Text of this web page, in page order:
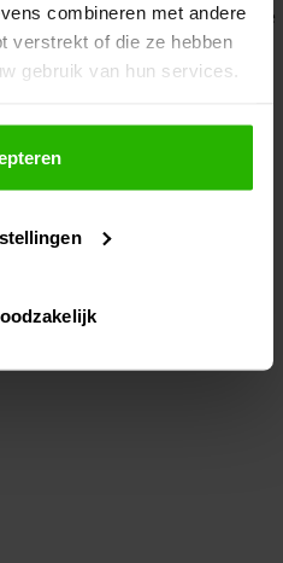
combineren met andere
verstrekt of die ze hebben
gebruik van hun services.
geef je Voordeeluitjes.nl
social media en
te plaatsen.
privacybeleid
je ook zelf instellen welke
(see the browser console for more
.